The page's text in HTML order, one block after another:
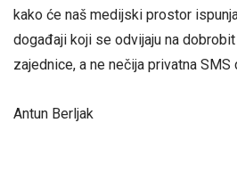
kako će naš medijski prostor
događaji koji se odvijaju na
zajednice, a ne nečija privatna SMS
Antun Berljak